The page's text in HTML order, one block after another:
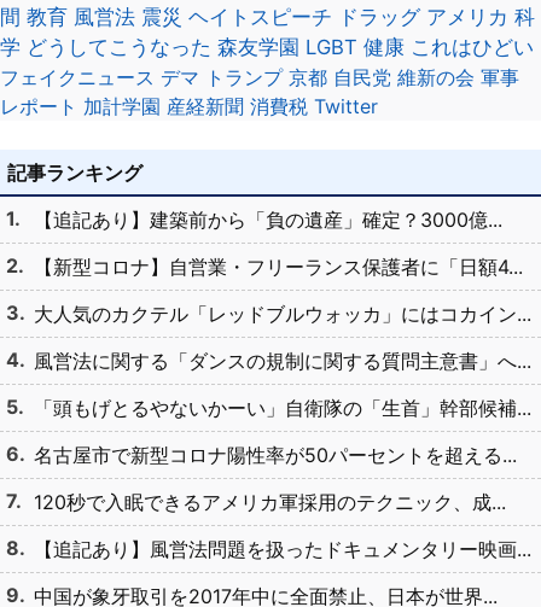
間 教育 風営法 震災 ヘイトスピーチ ドラッグ アメリカ 科
学 どうしてこうなった 森友学園 LGBT 健康 これはひどい
フェイクニュース デマ トランプ 京都 自民党 維新の会 軍事
レポート 加計学園 産経新聞 消費税 Twitter
記事ランキング
【追記あり】建築前から「負の遺産」確定？3000億...
【新型コロナ】自営業・フリーランス保護者に「日額4...
大人気のカクテル「レッドブルウォッカ」にはコカイン...
風営法に関する「ダンスの規制に関する質問主意書」へ...
「頭もげとるやないかーい」自衛隊の「生首」幹部候補...
名古屋市で新型コロナ陽性率が50パーセントを超える...
120秒で入眠できるアメリカ軍採用のテクニック、成...
【追記あり】風営法問題を扱ったドキュメンタリー映画...
中国が象牙取引を2017年中に全面禁止、日本が世界...